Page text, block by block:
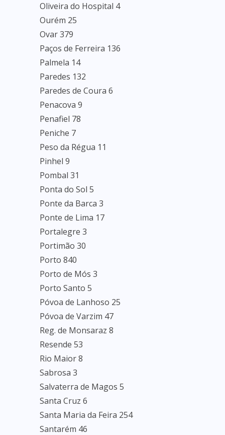
Oliveira do Hospital 4
Ourém 25
Ovar 379
Paços de Ferreira 136
Palmela 14
Paredes 132
Paredes de Coura 6
Penacova 9
Penafiel 78
Peniche 7
Peso da Régua 11
Pinhel 9
Pombal 31
Ponta do Sol 5
Ponte da Barca 3
Ponte de Lima 17
Portalegre 3
Portimão 30
Porto 840
Porto de Mós 3
Porto Santo 5
Póvoa de Lanhoso 25
Póvoa de Varzim 47
Reg. de Monsaraz 8
Resende 53
Rio Maior 8
Sabrosa 3
Salvaterra de Magos 5
Santa Cruz 6
Santa Maria da Feira 254
Santarém 46